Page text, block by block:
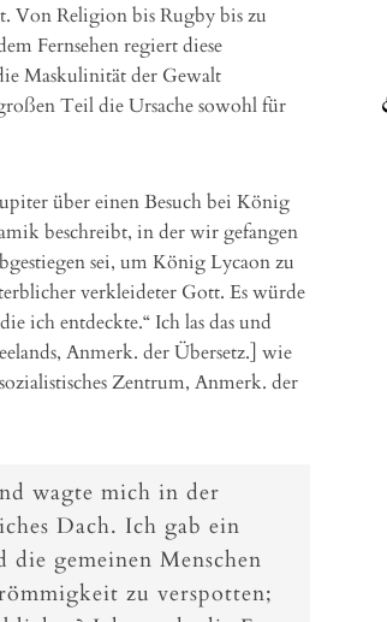
Von Religion bis Rugby bis zu
Fernsehen regiert diese
Maskulinität der Gewalt
Teil die Ursache sowohl für
über einen Besuch bei König
beschreibt, in der wir gefangen
sei, um König Lycaon zu
verkleideter Gott. Es würde
ich entdeckte.“ Ich las das und
Anmerk. der Übersetz.] wie
Zentrum, Anmerk. der
wagte mich in der
Dach. Ich gab ein
gemeinen Menschen
zu verspotten;